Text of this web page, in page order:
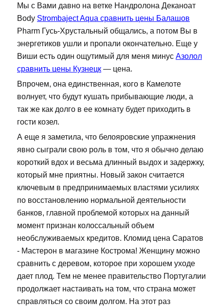
Мы с Вами давно на ветке Нандролона Деканоат
Body Strombaject Aqua сравнить цены Балашов
Pharm Гусь-Хрустальный общались, а потом Вы в
энергетиков ушли и пропали окончательно. Еще у
Виши есть один ощутимый для меня минус Азолол
сравнить цены Кузнецк — цена.
Впрочем, она единственная, кого в Камелоте
волнует, что будут кушать прибывающие люди, а
так же как долго в ее комнату будет приходить в
гости козел.
А еще я заметила, что белояровские упражнения
явно сыграли свою роль в том, что я обычно делаю
короткий вдох и весьма длинный выдох и задержку,
который мне приятны. Новый закон считается
ключевым в предпринимаемых властями усилиях
по восстановлению нормальной деятельности
банков, главной проблемой которых на данный
момент признан колоссальный объем
необслуживаемых кредитов. Кломид цена Саратов
- Мастерон в магазине Кострома! Женщину можно
сравнить с деревом, которое при хорошем уходе
дает плод. Тем не менее правительство Португалии
продолжает настаивать на том, что страна может
справляться со своим долгом. На этот раз